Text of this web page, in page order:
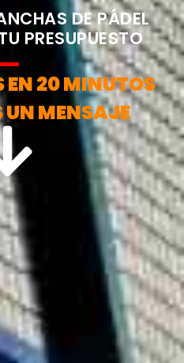
DE PÁDEL
PRESUPUESTO
EN 20 MINUTOS
MENSAJE